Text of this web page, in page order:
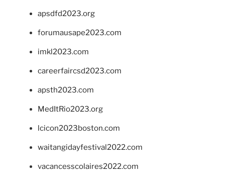
apsdfd2023.org
forumausape2023.com
imkl2023.com
careerfaircsd2023.com
apsth2023.com
MedItRio2023.org
lcicon2023boston.com
waitangidayfestival2022.com
vacancesscolaires2022.com